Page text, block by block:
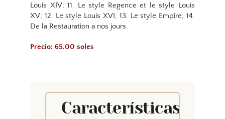
Louis XIV; 11. Le style Regence et le style Louis
XV; 12. Le style Louis XVI; 13. Le style Empire; 14.
De la Restauration a nos jours.
Precio: 65.00 soles
Características